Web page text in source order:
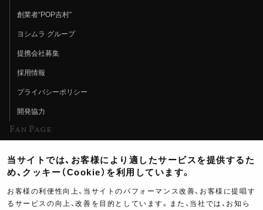
創業者“POP吉村”
ヨシムラ グループ
提携会社募集
採用情報
プライバシーポリシー
開発協力
Fan Page
ヨシムラTV
イベント情報
当サイトでは、お客様により適したサービスを提供するた
め、クッキー（Cookie）を利用しています。
お客様の利便性向上、当サイトのパフォーマンス改善、お客様に提唱す
るサービスの向上、改善を目的としています。また、当社では、お知ら